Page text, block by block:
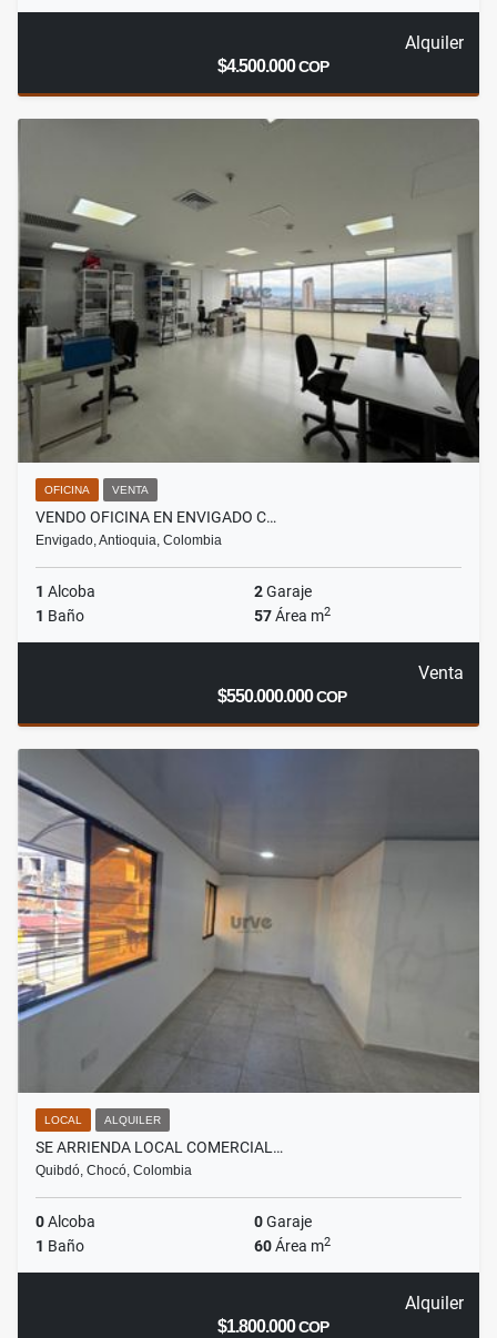
Alquiler
$4.500.000COP
OFICINA VENTA
VENDO OFICINA EN ENVIGADO C…
Envigado, Antioquia, Colombia
1 Alcoba 2Garaje
1 Baño 57Área m2
Venta
$550.000.000COP
LOCAL ALQUILER
SE ARRIENDA LOCAL COMERCIAL…
Quibdó, Chocó, Colombia
0Alcoba 0Garaje
1 Baño 60Área m2
Alquiler
$1.800.000COP